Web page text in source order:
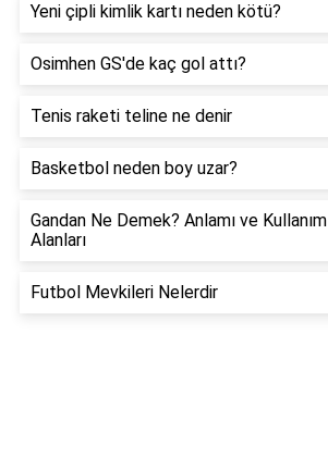
Yeni çipli kimlik kartı neden kötü?
Osimhen GS'de kaç gol attı?
Tenis raketi teline ne denir
Basketbol neden boy uzar?
Gandan Ne Demek? Anlamı ve Kullanım
Alanları
Futbol Mevkileri Nelerdir